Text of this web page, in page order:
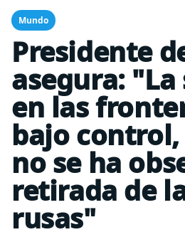
Mundo
Presidente
asegura:
en las
bajo
no se ha
retirada de
rusas"